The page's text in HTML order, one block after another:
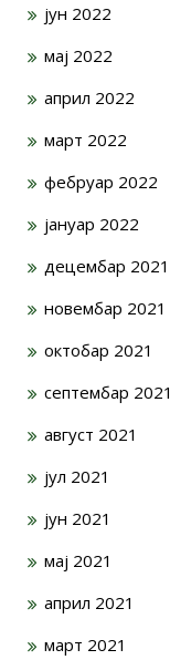
јун 2022
мај 2022
април 2022
март 2022
фебруар 2022
јануар 2022
децембар 2021
новембар 2021
октобар 2021
септембар 2021
август 2021
јул 2021
јун 2021
мај 2021
април 2021
март 2021